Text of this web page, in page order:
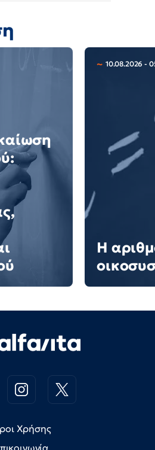
10.08.2026 -
Η
Χρήσης